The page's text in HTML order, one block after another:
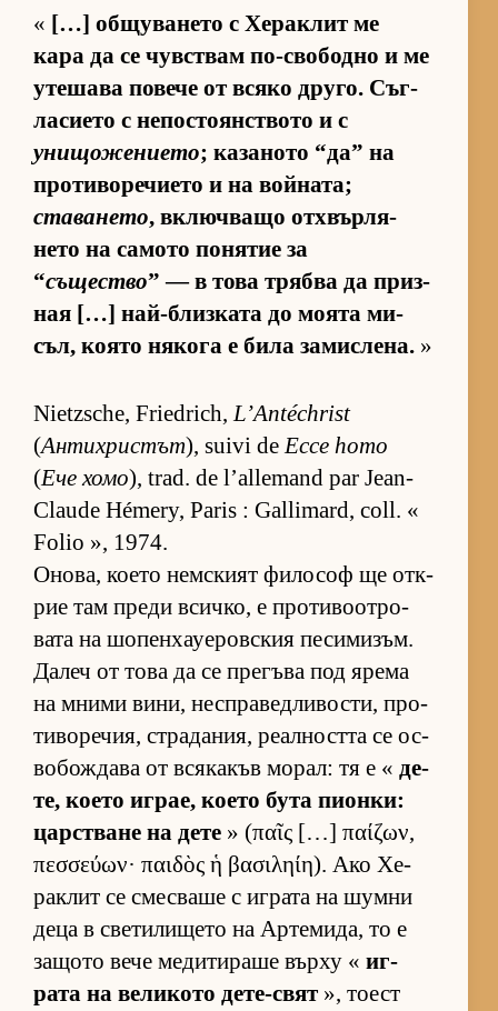
« […] об­щу­ва­нето с Хе­рак­лит ме
кара да се чув­с­т­вам по-сво­бодно и ме
уте­шава по­вече от всяко дру­го. Съг­
ла­си­ето с не­пос­то­ян­с­т­вото и с
унищожението; ка­за­ното “да” на
про­ти­во­ре­чи­ето и на вой­на­та;
ставането, включ­ващо от­х­вър­ля­
нето на са­мото по­ня­тие за
“същество” — в това трябва да приз­
ная […] най-близ­ката до мо­ята ми­
съл, ко­ято ня­кога е била за­мис­ле­на. »
Nietzsche, Friedrich,L’Antéchrist
(Антихристът), suivi deEcce homo
(Ече хомо), trad. de l’allemand par Jean-
Claude Hémery, Paris : Gallimard, coll. «
Folio », 1974.
Оно­ва, ко­ето нем­с­кият фи­ло­соф ще от­к­
рие там преди всич­ко, е про­ти­во­от­ро­
вата на шо­пен­ха­уе­ров­с­кия пе­си­ми­зъм.
Да­леч от това да се пре­гъва под ярема
на мними ви­ни, нес­п­ра­вед­ли­вос­ти, про­
ти­во­ре­чия, стра­да­ния, ре­ал­ността се ос­
во­бож­дава от вся­ка­къв мо­рал: тя е « де­
те, ко­ето иг­рае, ко­ето бута пи­он­ки:
цар­с­т­ване на дете » (παῖς […] παίζων,
πεσσεύων· παιδὸς ἡ βασιληίη). Ако Хе­
рак­лит се смес­ваше с иг­рата на шумни
деца в све­ти­ли­щето на Ар­те­ми­да, то е
за­щото вече ме­ди­ти­раше върху « иг­
рата на ве­ли­кото де­те-свят », то­ест